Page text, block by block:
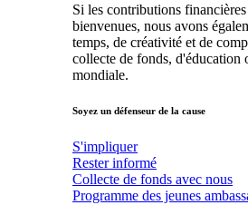
Si les contributions
bienvenues, nous avons
temps, de créativité et de
collecte de fonds, d'éducation
mondiale.
Soyez un défenseur de la cause
S'impliquer
Rester informé
Collecte de fonds avec nous
Programme des jeunes